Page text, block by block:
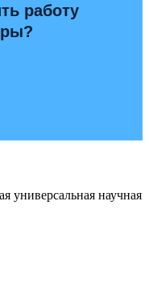
работу
универсальная научная